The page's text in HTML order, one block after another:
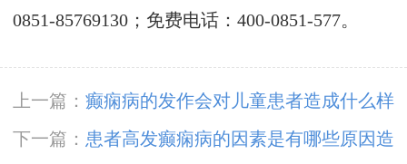
0851-85769130；免费电话：400-0851-577。
上一篇： 癫痫病的发作会对儿童患者造成什么样
子的伤害呢
下一篇： 患者高发癫痫病的因素是有哪些原因造